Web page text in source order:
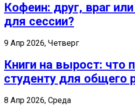
Кофеин: друг, враг
для сессии?
9 Апр 2026, Четверг
Книги на вырост: что
студенту для общего
8 Апр 2026, Среда